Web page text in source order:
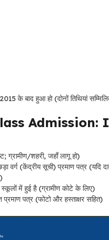
के बाद हुआ हो (दोनों तिथियां
ग्रामीण/शहरी, जहाँ लागू हो)
(केंद्रीय सूची) प्रमाण पत्र (यदि
स्कूलों में हुई है (ग्रामीण कोटे के लिए)
प्रमाण पत्र (फोटो और हस्ताक्षर सहित)